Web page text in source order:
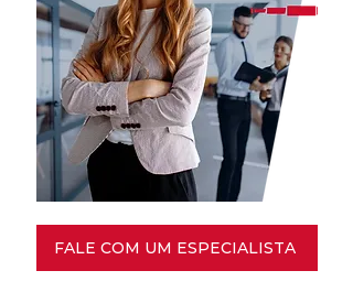
FALE COM UM ESPECIALISTA